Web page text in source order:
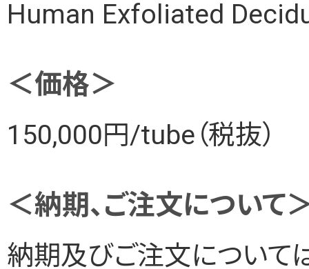
Human Exfoliated
＜価格＞
150,000円/tube（税抜）
＜納期、ご注文について
納期及びご注文について